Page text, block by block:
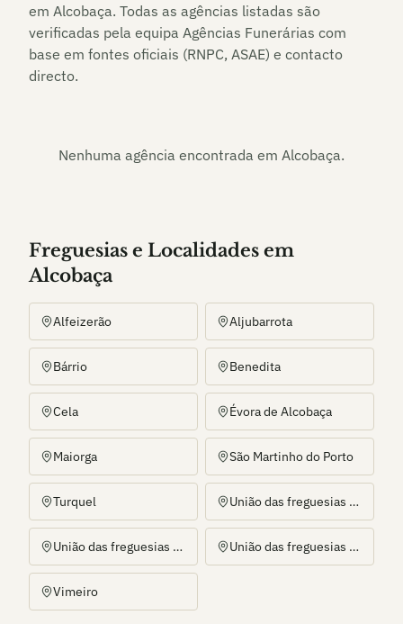
em Alcobaça. Todas as agências listadas são
verificadas pela equipa Agências Funerárias com
base em fontes oficiais (RNPC, ASAE) e contacto
directo.
Nenhuma agência encontrada em Alcobaça.
Freguesias e Localidades em
Alcobaça
Alfeizerão Aljubarrota
Bárrio Benedita
Cela Évora de Alcobaça
Maiorga São Martinho do Porto
Turquel União das freguesias de Alcobaça e Vestiaria
União das freguesias de Coz, Alpedriz e Montes União das freguesias de Pataias e Martingança
Vimeiro